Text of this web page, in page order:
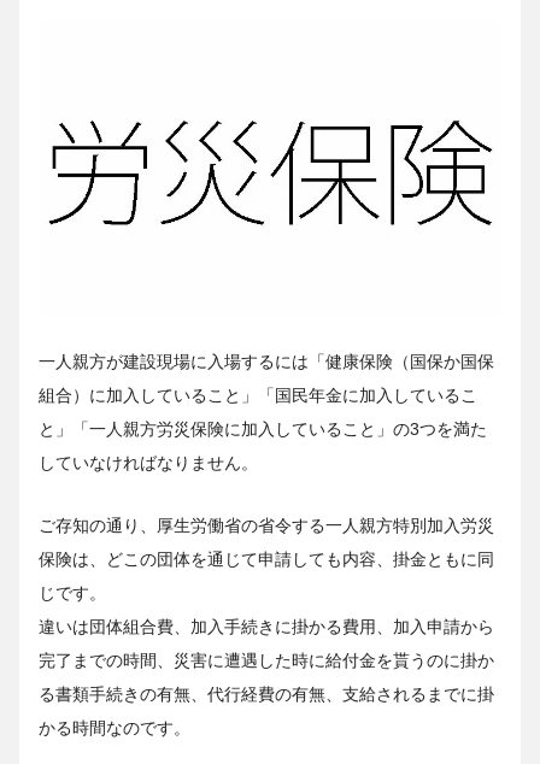
一人親方が建設現場に入場するには「健康保険（国保か国保
組合）に加入していること」「国民年金に加入しているこ
と」「一人親方労災保険に加入していること」の3つを満た
していなければなりません。
ご存知の通り、厚生労働省の省令する一人親方特別加入労災
保険は、どこの団体を通じて申請しても内容、掛金ともに同
じです。
違いは団体組合費、加入手続きに掛かる費用、加入申請から
完了までの時間、災害に遭遇した時に給付金を貰うのに掛か
る書類手続きの有無、代行経費の有無、支給されるまでに掛
かる時間なのです。